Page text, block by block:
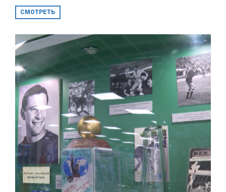
СМОТРЕТЬ